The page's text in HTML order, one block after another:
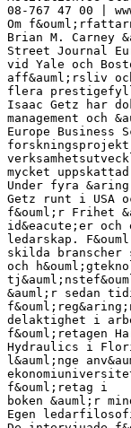
08-767 47 00 |
Om
Brian M. Carney
Street Journal
vid Yale och
aff&auml;rsliv
flera
Isaac Getz har
management och
Europe Business
mycket
Under fyra
Getz runt i USA
f&ouml;r Frihet
id&eacute;er
ledarskap.
skilda branscher
och
&auml;r sedan
delaktighet i
f&ouml;retagen
Hydraulics i
l&auml;nge
f&ouml;retag i
boken &auml;r
Egen